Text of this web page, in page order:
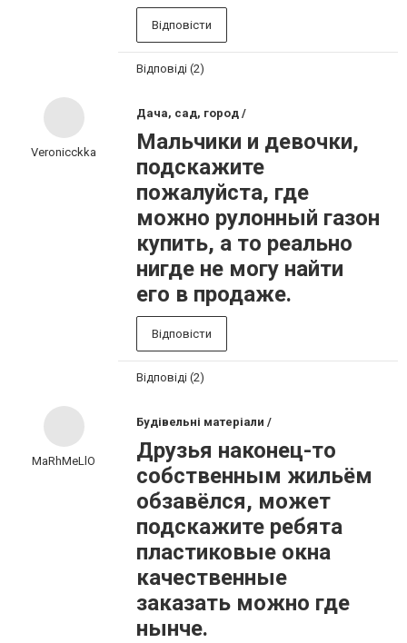
Відповісти
Відповіді (2)
Veronicckka
Дача, сад, город /
Мальчики и девочки,
подскажите
пожалуйста, где
можно рулонный газон
купить, а то реально
нигде не могу найти
его в продаже.
Відповісти
Відповіді (2)
MaRhMeLlO
Будівельні матеріали /
Друзья наконец-то
собственным жильём
обзавёлся, может
подскажите ребята
пластиковые окна
качественные
заказать можно где
нынче.